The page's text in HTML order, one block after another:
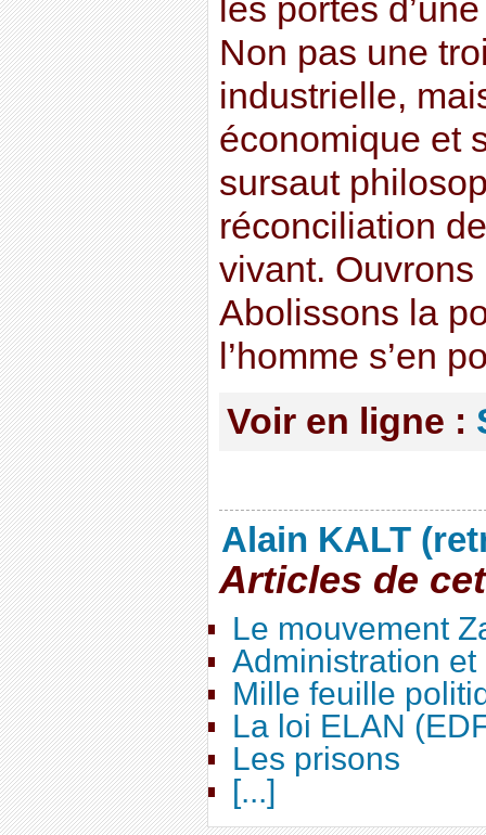
les portes
Non pas une
industrielle,
économique et
sursaut
réconciliation
vivant.
Abolissons la
l’homme s’en
Voir en ligne :
Alain KALT
Articles de
Le mouvement
Administration
Mille feuille
La loi ELAN
Les prisons
[...]